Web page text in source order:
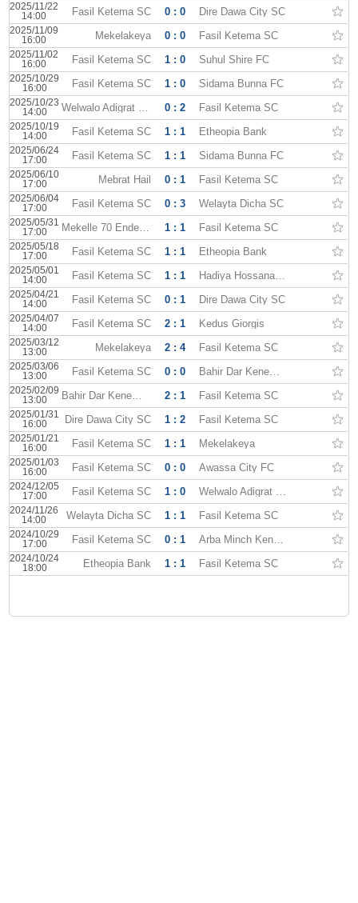
2025/11/22
14:00
Fasil Ketema SC 0 : 0 Dire Dawa City SC
2025/11/09
16:00
Mekelakeya 0 : 0 Fasil Ketema SC
2025/11/02
16:00
Fasil Ketema SC 1 : 0 Suhul Shire FC
2025/10/29
16:00
Fasil Ketema SC 1 : 0 Sidama Bunna FC
2025/10/23
14:00
Welwalo Adigrat University 0 : 2 Fasil Ketema SC
2025/10/19
14:00
Fasil Ketema SC 1 : 1 Etheopia Bank
2025/06/24
17:00
Fasil Ketema SC 1 : 1 Sidama Bunna FC
2025/06/10
17:00
Mebrat Hail 0 : 1 Fasil Ketema SC
2025/06/04
17:00
Fasil Ketema SC 0 : 3 Welayta Dicha SC
2025/05/31
17:00
Mekelle 70 Enderta FC 1 : 1 Fasil Ketema SC
2025/05/18
17:00
Fasil Ketema SC 1 : 1 Etheopia Bank
2025/05/01
14:00
Fasil Ketema SC 1 : 1 Hadiya Hossana FC
2025/04/21
14:00
Fasil Ketema SC 0 : 1 Dire Dawa City SC
2025/04/07
14:00
Fasil Ketema SC 2 : 1 Kedus Giorgis
2025/03/12
13:00
Mekelakeya 2 : 4 Fasil Ketema SC
2025/03/06
13:00
Fasil Ketema SC 0 : 0 Bahir Dar Kenema FC
2025/02/09
13:00
Bahir Dar Kenema FC 2 : 1 Fasil Ketema SC
2025/01/31
16:00
Dire Dawa City SC 1 : 2 Fasil Ketema SC
2025/01/21
16:00
Fasil Ketema SC 1 : 1 Mekelakeya
2025/01/03
16:00
Fasil Ketema SC 0 : 0 Awassa City FC
2024/12/05
17:00
Fasil Ketema SC 1 : 0 Welwalo Adigrat University
2024/11/26
14:00
Welayta Dicha SC 1 : 1 Fasil Ketema SC
2024/10/29
17:00
Fasil Ketema SC 0 : 1 Arba Minch Kenema
2024/10/24
18:00
Etheopia Bank 1 : 1 Fasil Ketema SC